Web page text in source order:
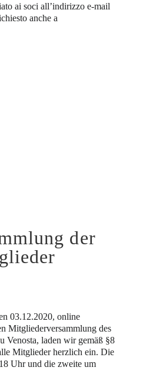
ai soci all’indirizzo e-mail
anche a
der
03.12.2020, online
Mitgliederversammlung des
Venosta, laden wir gemäß §8
Mitglieder herzlich ein. Die
Uhr und die zweite um